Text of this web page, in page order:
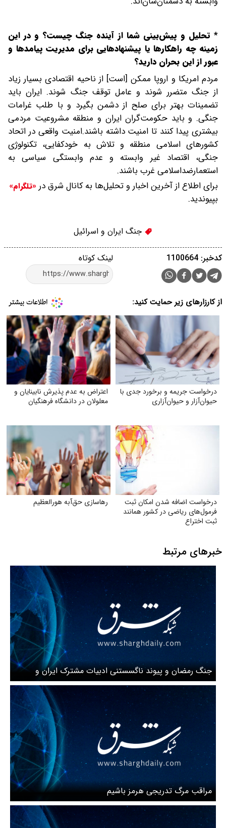
* تحلیل و پیش‌بینی شما از آینده جنگ چیست؟ و در این
زمینه چه راهکارها یا پیشنهادهایی برای مدیریت پیامدها و
عبور از این بحران دارید؟
مردم امریکا و اروپا ممکن [است] از ناحیه اقتصادی بسیار زیاد
از جنگ متضرر شوند و عامل توقف جنگ شوند. ایران باید
تضمینات بهتر برای صلح از دشمن بگیرد و با طلب غرامات
جنگی. و باید حکومت‌گران ایران و منطقه مشروعیت مردمی
بیشتری پیدا کنند تا امنیت داشته باشند.‌امنیت واقعی در اتحاد
کشورهای اسلامی منطقه و تلاش به خودکفایی، تکنولوژی
جنگی، اقتصاد غیر وابسته و عدم وابستگی سیاسی به
استعمارضداسلامی غرب باشند.
برای اطلاع از آخرین اخبار و تحلیل‌ها به کانال شرق در «تلگرام»
بپیوندید.
جنگ ایران و اسرائیل
لینک کوتاه کدخبر: 1100664
از کارزارهای زیر حمایت کنید:
درخواست جریمه و برخورد جدی با
حیوان‌آزار و حیوان‌آزاری
اعتراض به عدم پذیرش نابینایان و
معلولان در دانشگاه فرهنگیان
درخواست اضافه شدن امکان ثبت
فرمول‌های ریاضی در کشور همانند
ثبت اختراع
رهاسازی حق‌آبه هورالعظیم
خبرهای مرتبط
جنگ رمضان و پیوند ناگسستنی ادبیات مشترک ایران و
افغانستان
مراقب مرگ تدریجی هرمز باشیم